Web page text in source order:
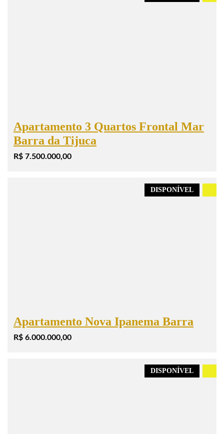
Apartamento 3 Quartos Frontal Mar
Barra da Tijuca
R$ 7.500.000,00
DISPONÍVEL
Apartamento Nova Ipanema Barra
R$ 6.000.000,00
DISPONÍVEL